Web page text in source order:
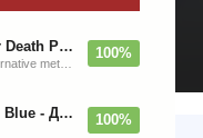
Five Finger Death Punch - Дискография (2008-2026) 100%
Systems In Blue - Дискография (2020-2026) 100%